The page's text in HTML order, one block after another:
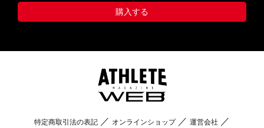
購入する
特定商取引法の表記 オンラインショップ 運営会社